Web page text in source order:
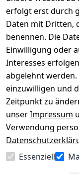
erfolgt erst durch
Daten mit Dritten,
benennen. Die
Einwilligung oder
Interesses
abgelehnt werden.
einzuwilligen und
Zeitpunkt zu
unserImpressum
Verwendung
Essenziell
Impressum
Datenschutze
rklärung
Barrierefreihe
itserklärung
Widerrufsrec
ht
Hilfe
Vertrag
widerrufen